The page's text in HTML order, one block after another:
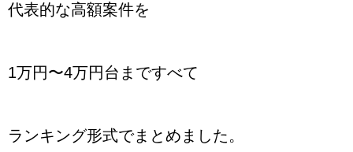
代表的な高額案件を
1万円〜4万円台まですべて
ランキング形式でまとめました。